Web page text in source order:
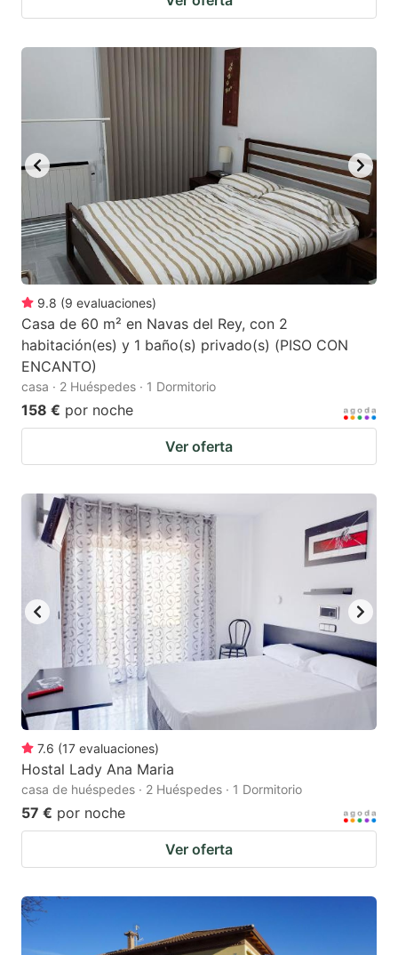
9.8 (9 evaluaciones)
Casa de 60 m² en Navas del Rey, con 2
habitación(es) y 1 baño(s) privado(s) (PISO CON
ENCANTO)
casa · 2 Huéspedes · 1 Dormitorio
158 € por noche
Ver oferta
7.6 (17 evaluaciones)
Hostal Lady Ana Maria
casa de huéspedes · 2 Huéspedes · 1 Dormitorio
57 € por noche
Ver oferta